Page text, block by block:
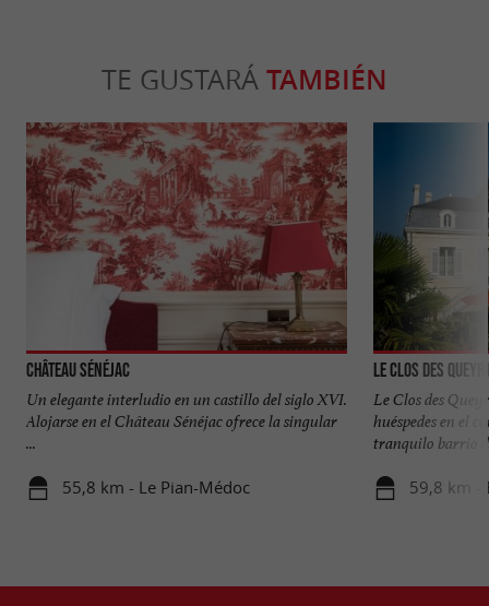
TE GUSTARÁ TAMBIÉN
Château Sénéjac
Un elegante interludio en un castillo del siglo XVI.
Alojarse en el Château Sénéjac ofrece la singular
...
55,8 km - Le Pian-Médoc
Le Clos des
Le Clos des
huéspedes en el
tranquilo barrio
59,8 km -